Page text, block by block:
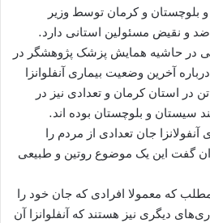
و بلوچستان و کرمان توسط وزیر
و نقیض مسئولین استانی دارد.
در حاشیه همایش پزشک پژوهشگر در
آخرین وضعیت بیماری آنفلوانزا
گفت: از این شمار فوتی، 16 تن در استان کرمان و تعدادی نیز در
سیستان و بلوچستان بوده اند.
جان تعدادی از مردم را
گفت این یک موضوع روتین و طبیعی
که معمولا افرادی که جان خود را
دیگری نیز هستند که آنفلوانزا آن